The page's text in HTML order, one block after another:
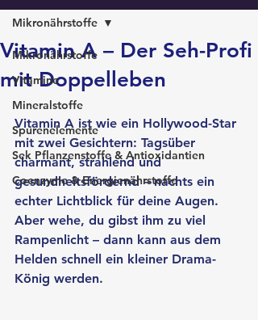
Mikronährstoffe
Vitamine
Mineralstoffe
Spurenelemente
Sek Pflanzenstoffe & Antioxidantien
Coenzyme & Energienährstoffe
Mikronährstoffe
Vitamin A – Der Seh-Profi
mit Doppelleben
Vitamin A ist wie ein Hollywood-Star
mit zwei Gesichtern: Tagsüber
charmant, strahlend und
gesundheitsfördernd – nachts ein
echter Lichtblick für deine Augen.
Aber wehe, du gibst ihm zu viel
Rampenlicht – dann kann aus dem
Helden schnell ein kleiner Drama-
König werden.